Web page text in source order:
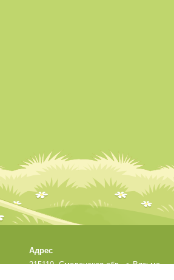
Адрес
215110, Смоленская обл., г. Вязьма,